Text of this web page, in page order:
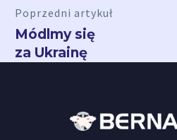
Poprzedni artykuł
Módlmy się
za Ukrainę